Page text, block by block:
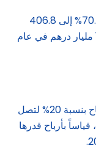
وقلص البنك مخصصات انخفاض القيمة بـ70.8% إلى 406.8
ملايين درهم خلال عام 2024، مقارنة بـ1.4 مليار درهم في عام
وسجل «دبي التجاري» نمواً في صافي الأرباح بنسبة 20% لتصل
إلى 3.029 مليارات درهم بنهاية عام 2024، قياساً بأرباح قدرها